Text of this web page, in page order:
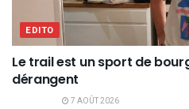
EDITO
Le trail est un sport de
dérangent
7 AOÛT 2026